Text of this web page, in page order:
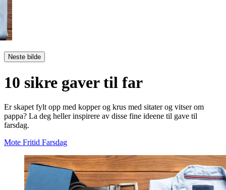
Neste bilde
10 sikre gaver til far
Er skapet fylt opp med kopper og krus med sitater og vitser om
pappa? La deg heller inspirere av disse fine ideene til gave til
farsdag.
Mote Fritid Farsdag